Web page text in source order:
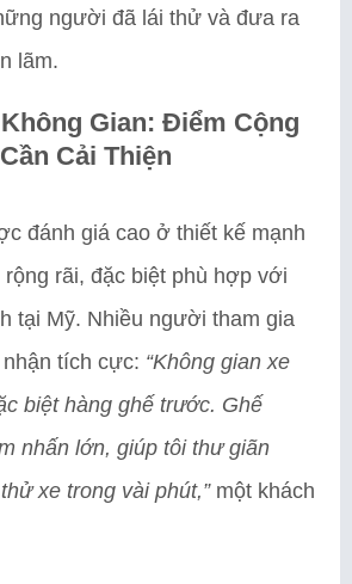
người đã lái thử và đưa ra
lãm.
Gian: Điểm Cộng
Cải Thiện
đánh giá cao ở thiết kế mạnh
rộng rãi, đặc biệt phù hợp với
tại Mỹ. Nhiều người tham gia
tích cực: “Không gian xe
biệt hàng ghế trước. Ghế
nhấn lớn, giúp tôi thư giãn
xe trong vài phút,”một khách